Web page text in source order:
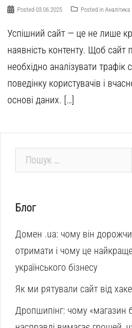
Posted 03.06.2025 Posted in Аналітика
Успішний сайт — це не лише
наявність контенту. Щоб сайт
необхідно аналізувати трафік
поведінку користувачів і
основі даних. […]
Пошук:
Блог
Домен .ua: чому він
отримати і чому це
українського бізнесу
Як ми рятували сайт від
Дропшипінг: чому «магазин